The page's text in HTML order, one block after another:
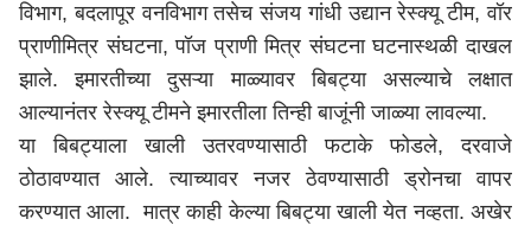
विभाग, बदलापूर वनविभाग तसेच संजय गांधी उद्यान रेस्क्यू टीम, वॉर
प्राणीमित्र संघटना, पॉज प्राणी मित्र संघटना घटनास्थळी दाखल
झाले. इमारतीच्या दुसऱ्या माळ्यावर बिबट्या असल्याचे लक्षात
आल्यानंतर रेस्क्यू टीमने इमारतीला तिन्ही बाजूंनी जाळ्या लावल्या.
या बिबट्याला खाली उतरवण्यासाठी फटाके फोडले, दरवाजे
ठोठावण्यात आले. त्याच्यावर नजर ठेवण्यासाठी ड्रोनचा वापर
करण्यात आला. मात्र काही केल्या बिबट्या खाली येत नव्हता. अखेर